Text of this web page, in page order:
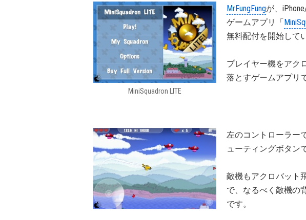
MiniSquadron LITE
MrFungFungが、
ゲームアプリ「
無料配付を開始して
プレイヤー機をアク
落とすゲームアプリ
左のコントローラー
ューティングボタン
敵機もアクロバット
で、なるべく敵機の
です。